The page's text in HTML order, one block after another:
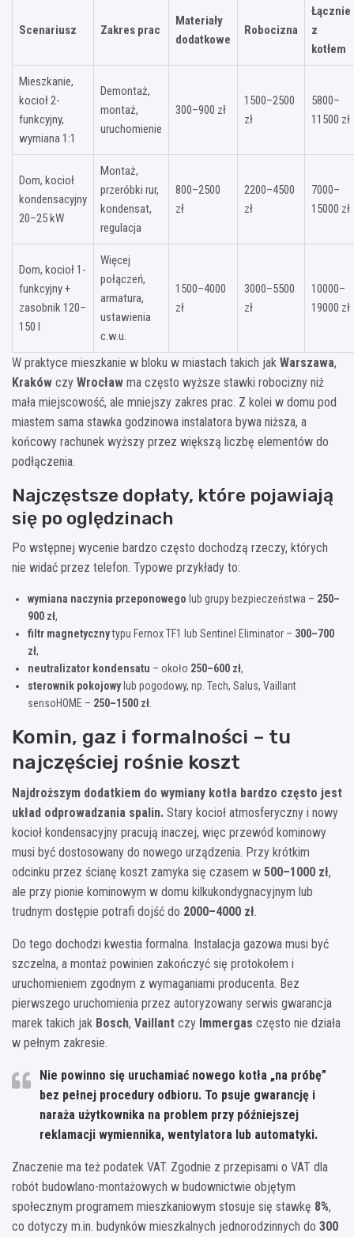
Scenariusz Zakres prac
Materiały
dodatkowe
Robocizna
Łącznie
z
kotłem
Mieszkanie,
kocioł 2-
funkcyjny,
wymiana 1:1
Demontaż,
montaż,
uruchomienie
300–900 zł
1500–2500
zł
5800–
11500 zł
Dom, kocioł
kondensacyjny
20–25 kW
Montaż,
przeróbki rur,
kondensat,
regulacja
800–2500
zł
2200–4500
zł
7000–
15000 zł
Dom, kocioł 1-
funkcyjny +
zasobnik 120–
150 l
Więcej
połączeń,
armatura,
ustawienia
c.w.u.
1500–4000
zł
3000–5500
zł
10000–
19000 zł
W praktyce mieszkanie w bloku w miastach takich jak Warszawa,
Kraków czy Wrocław ma często wyższe stawki robocizny niż
mała miejscowość, ale mniejszy zakres prac. Z kolei w domu pod
miastem sama stawka godzinowa instalatora bywa niższa, a
końcowy rachunek wyższy przez większą liczbę elementów do
podłączenia.
Najczęstsze dopłaty, które pojawiają
się po oględzinach
Po wstępnej wycenie bardzo często dochodzą rzeczy, których
nie widać przez telefon. Typowe przykłady to:
wymiana naczynia przeponowego lub grupy bezpieczeństwa – 250–
900 zł,
filtr magnetycznytypu Fernox TF1 lub Sentinel Eliminator – 300–700
zł,
neutralizator kondensatu – około 250–600 zł,
sterownik pokojowylub pogodowy, np. Tech, Salus, Vaillant
sensoHOME – 250–1500 zł
Komin, gaz i formalności – tu
najczęściej rośnie koszt
Najdroższym dodatkiem do wymiany kotła bardzo często jest
układ odprowadzania spalin. Stary kocioł atmosferyczny i nowy
kocioł kondensacyjny pracują inaczej, więc przewód kominowy
musi być dostosowany do nowego urządzenia. Przy krótkim
odcinku przez ścianę koszt zamyka się czasem w 500–1000 zł,
ale przy pionie kominowym w domu kilkukondygnacyjnym lub
trudnym dostępie potrafi dojść do 2000–4000 zł.
Do tego dochodzi kwestia formalna. Instalacja gazowa musi być
szczelna, a montaż powinien zakończyć się protokołem i
uruchomieniem zgodnym z wymaganiami producenta. Bez
pierwszego uruchomienia przez autoryzowany serwis gwarancja
marek takich jak Bosch, Vaillant czy Immergas często nie działa
w pełnym zakresie.
Nie powinno się uruchamiać nowego kotła „na próbę”
bez pełnej procedury odbioru. To psuje gwarancję i
naraża użytkownika na problem przy późniejszej
reklamacji wymiennika, wentylatora lub automatyki.
Znaczenie ma też podatek VAT. Zgodnie z przepisami o VAT dla
robót budowlano-montażowych w budownictwie objętym
społecznym programem mieszkaniowym stosuje się stawkę 8%,
co dotyczy m.in. budynków mieszkalnych jednorodzinnych do 300